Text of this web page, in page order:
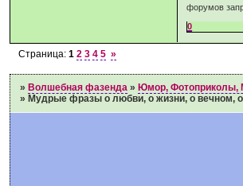
форумов
0
Страница:1 2 3 4 5 »
» Волшебная фазенда » Юмор,
» Мудрые фразы о любви, о жизни, о вечном,